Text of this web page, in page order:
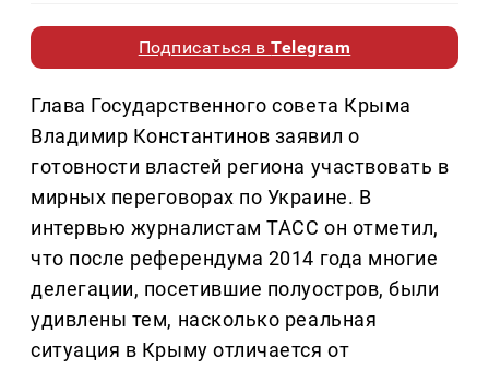
Подписаться вTelegram
Глава Государственного совета Крыма
Владимир Константинов заявил о
готовности властей региона участвовать в
мирных переговорах по Украине. В
интервью журналистам ТАСС он отметил,
что после референдума 2014 года многие
делегации, посетившие полуостров, были
удивлены тем, насколько реальная
ситуация в Крыму отличается от